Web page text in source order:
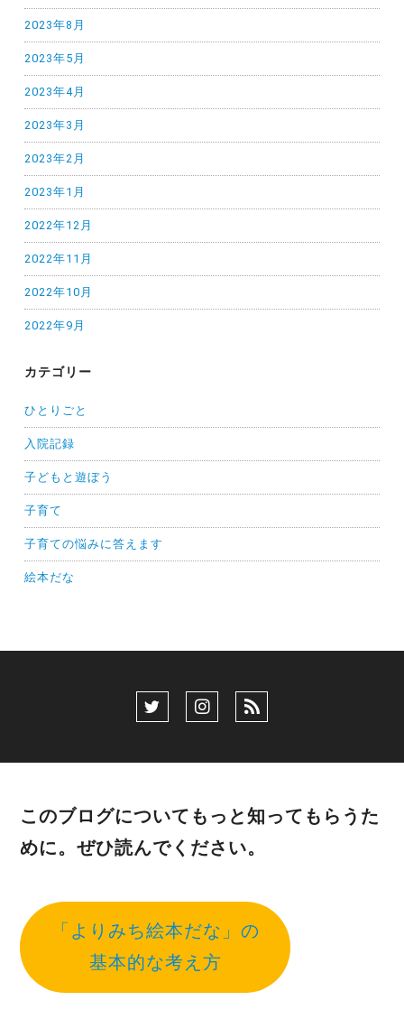
2023年8月
2023年5月
2023年4月
2023年3月
2023年2月
2023年1月
2022年12月
2022年11月
2022年10月
2022年9月
カテゴリー
ひとりごと
入院記録
子どもと遊ぼう
子育て
子育ての悩みに答えます
絵本だな
このブログについてもっと知ってもらうた
めに。ぜひ読んでください。
「よりみち絵本だな」の
基本的な考え方